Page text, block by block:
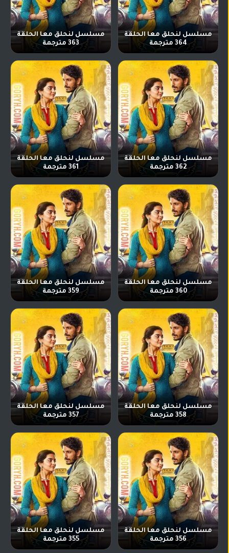
مسلسل لنحلق معا الحلقة
364 مترجمة
مسلسل لنحلق معا الحلقة
363 مترجمة
مسلسل لنحلق معا الحلقة
362 مترجمة
مسلسل لنحلق معا الحلقة
361 مترجمة
مسلسل لنحلق معا الحلقة
360 مترجمة
مسلسل لنحلق معا الحلقة
359 مترجمة
مسلسل لنحلق معا الحلقة
358 مترجمة
مسلسل لنحلق معا الحلقة
357 مترجمة
مسلسل لنحلق معا الحلقة
356 مترجمة
مسلسل لنحلق معا الحلقة
355 مترجمة